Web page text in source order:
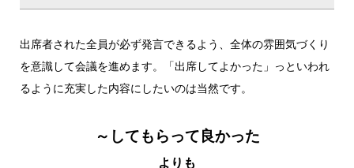
出席者された全員が必ず発言できるよう、全体の雰囲気づくり
を意識して会議を進めます。「出席してよかった」っといわれ
るように充実した内容にしたいのは当然です。
～してもらって良かった
よりも